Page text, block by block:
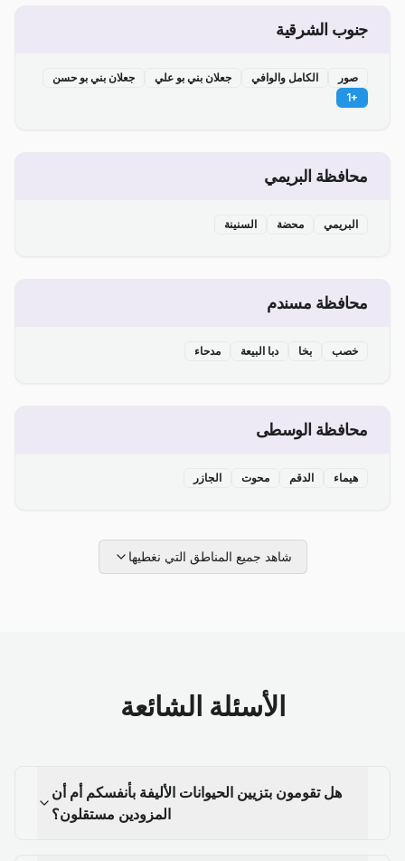
جنوب الشرقية
صور الكامل والوافي جعلان بني بو علي
جعلان بني بو حسن
+
1
محافظة البريمي
البريمي محضة السنينة
محافظة مسندم
خصب بخا دبا البيعة مدحاء
محافظة الوسطى
هيماء الدقم محوت الجازر
شاهد جميع المناطق التي نغطيها
الأسئلة الشائعة
هل تقومون بتزيين الحيوانات الأليفة بأنفسكم أم أن
المزودين مستقلون؟